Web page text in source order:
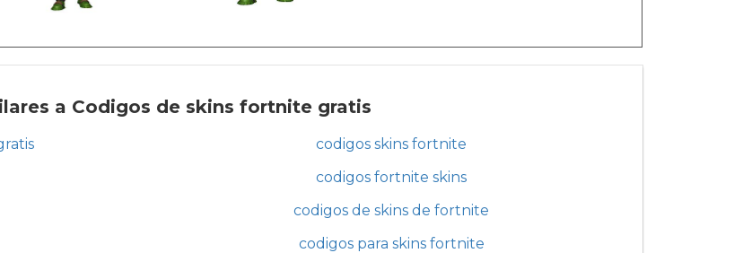
a Codigos de skins fortnite gratis
codigos skins fortnite
codigos fortnite skins
codigos de skins de fortnite
codigos para skins fortnite